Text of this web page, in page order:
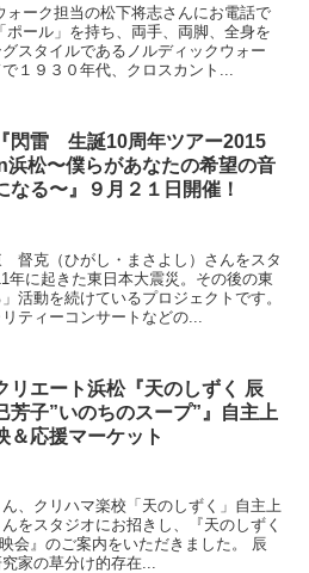
ーク担当の松下将志さんにお電話で
ール」を持ち、両手、両脚、全身を
スタイルであるノルディックウォー
１９３０年代、クロスカント...
『閃雷 生誕10周年ツアー2015
浜松〜僕らがあなたの希望の音
なる〜』９月２１日開催！
督克（ひがし・まさよし）さんをスタ
年に起きた東日本大震災。その後の東
活動を続けているプロジェクトです。
ティーコンサートなどの...
リエート浜松『天のしずく 辰
芳子”いのちのスープ”』自主上
＆応援マーケット
、クリハマ楽校「天のしずく」自主上
をスタジオにお招きし、『天のしずく
会』のご案内をいただきました。 辰
家の草分け的存在...